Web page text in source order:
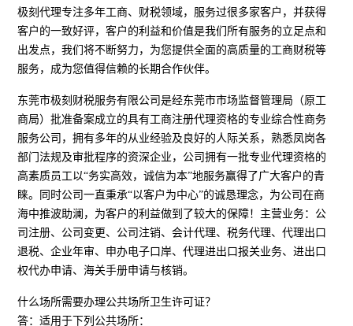
极刻代理专注多年工商、财税领域，服务过很多家客户，并获得
客户的一致好评，客户的利益和价值是我们所有服务的立足点和
出发点，我们将不断努力，为您提供全面的高质量的工商财税等
服务，成为您值得信赖的长期合作伙伴。
东莞市极刻财税服务有限公司是经东莞市市场监督管理局（原工
商局）批准备案成立的具有工商注册代理资格的专业综合性商务
服务公司，拥有多年的从业经验及良好的人际关系，熟悉凤岗各
部门法规及审批程序的资深企业，公司拥有一批专业代理资格的
高素质员工以“务实高效，诚信为本”地服务赢得了广大客户的青
睐。同时公司一直秉承“以客户为中心”的诚恳理念，为公司在商
海中推波助澜，为客户的利益做到了较大的保障！主营业务：公
司注册、公司变更、公司注销、会计代理、税务代理、代理出口
退税、企业年审、申办电子口岸、代理进出口报关业务、进出口
权代办申请、海关手册申请与核销。
什么场所需要办理公共场所卫生许可证？
答：适用于下列公共场所：